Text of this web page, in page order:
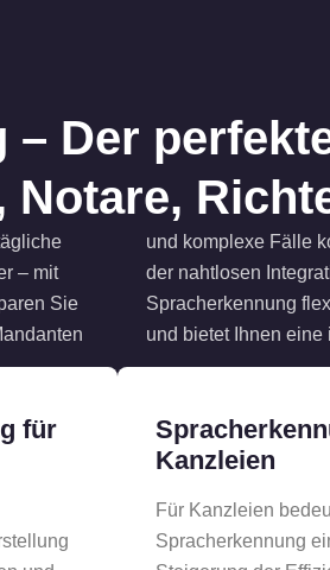
– Der
Notare,
– mit
Sie
Dank
die
an
und bietet Ihnen
für
Kanzleien
Für Kanzleien
Spracherkennung